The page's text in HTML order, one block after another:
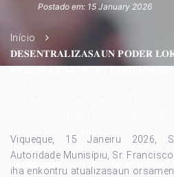
Postado em: 15 January 2026
Início
𝐃𝐄𝐒𝐄𝐍𝐓𝐑𝐀𝐋𝐈𝐙𝐀𝐒𝐀𝐔𝐍 𝐏𝐎𝐃𝐄́𝐑
𝐏𝐑𝐄𝐒𝐈𝐙𝐀 𝐏𝐀́𝐙 𝐍𝐎 𝐄𝐒𝐓𝐀𝐁𝐈𝐋𝐈𝐃𝐀𝐃𝐄
Dezenvolvimentu Suku (PNDS) Sr.
akompañia mós husi Asesór
Viqueque, 15 Janeiru 2026,
Autoridade Munisípiu, Sr.
iha enkontru atualizasaun